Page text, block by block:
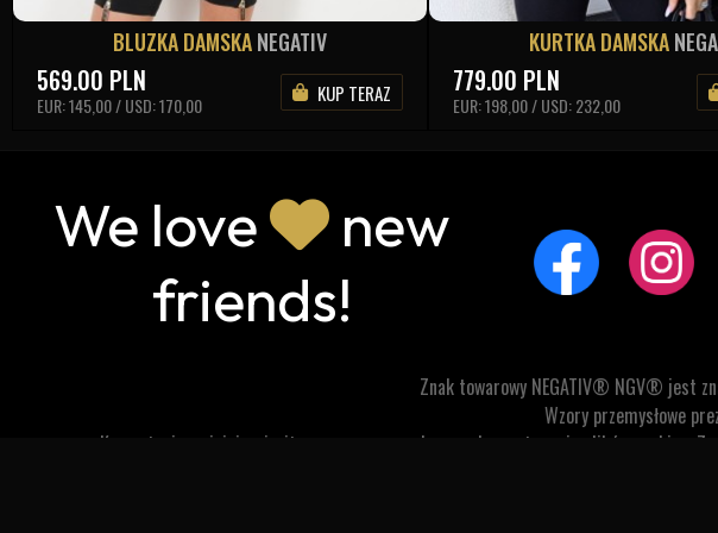
BLUZKA DAMSKANEGATIV
569.00 PLN
EUR: 145,00 / USD: 170,00 KUP TERAZ
KURTKA DAMSKA
779.00 PLN
EUR: 198,00 / USD: 232,00
We love
new
friends!
Znak towarowy NEGATIV® NGV® jest
Wzory przemysłowe
Korzystanie z niniejszej witryny oznacza zgodę na wykorzystywanie plików cookies.